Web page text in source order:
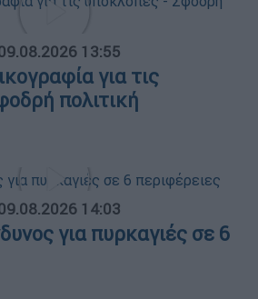
13:55
για τις
πολιτική
14:03
για πυρκαγιές σε 6